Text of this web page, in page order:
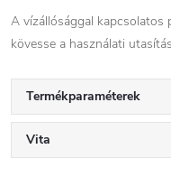
A vízállósággal
kövesse a használati
Termékparaméterek
Vita